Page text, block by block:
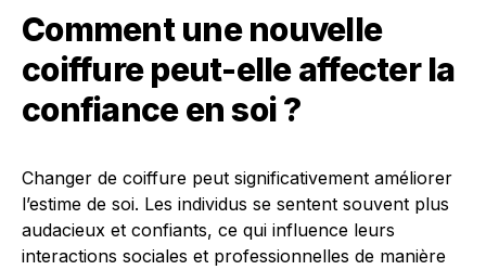
Comment une nouvelle
coiffure peut-elle affecter la
confiance en soi ?
Changer de coiffure peut significativement améliorer
l’estime de soi. Les individus se sentent souvent plus
audacieux et confiants, ce qui influence leurs
interactions sociales et professionnelles de manière